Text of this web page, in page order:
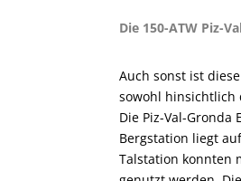
Die 150-ATW Piz-
Auch sonst ist
sowohl hinsichtlich
Die Piz-Val-
Bergstation liegt
Talstation konnten